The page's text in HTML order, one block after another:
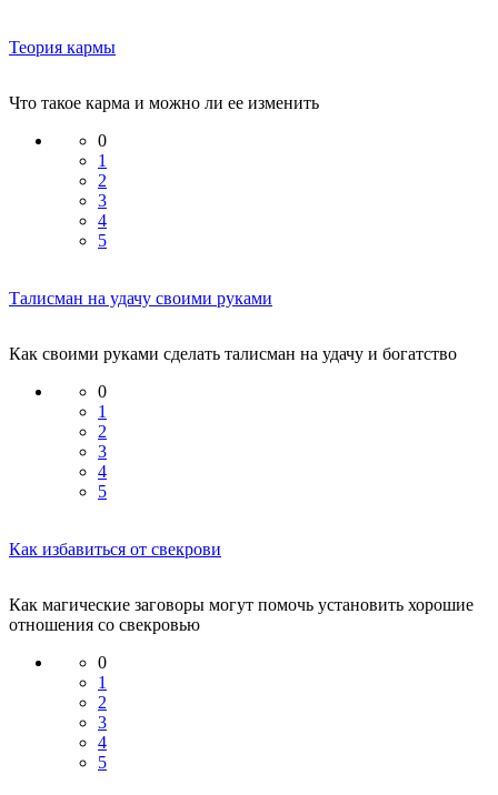
Теория кармы
Что такое карма и можно ли ее изменить
0
1
2
3
4
5
Талисман на удачу своими руками
Как своими руками сделать талисман на удачу и богатство
0
1
2
3
4
5
Как избавиться от свекрови
Как магические заговоры могут помочь установить хорошие
отношения со свекровью
0
1
2
3
4
5